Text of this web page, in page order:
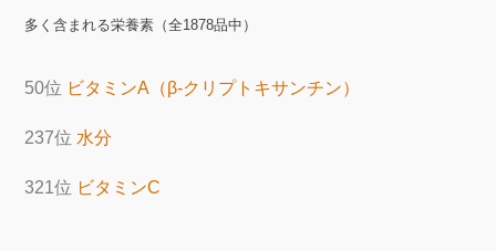
多く含まれる栄養素（全1878品中）
50位 ビタミンA（β-クリプトキサンチン）
237位 水分
321位 ビタミンC